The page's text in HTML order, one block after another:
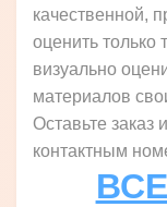
качественной,
оценить только
визуально
материалов
Оставьте заказ
контактным